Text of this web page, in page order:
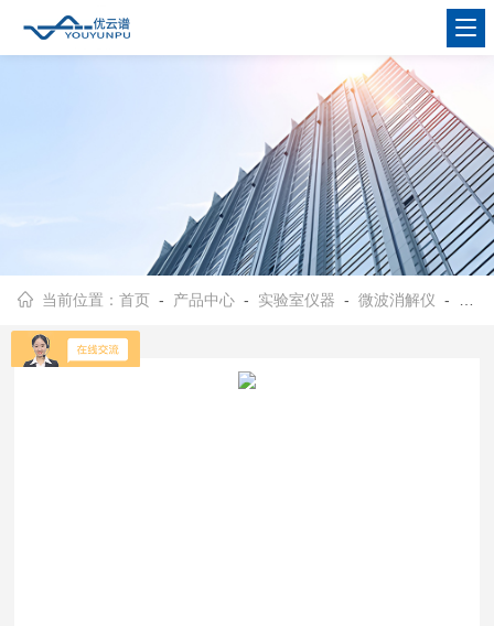
当前位置：首页 - 产品中心 - 实验室仪器 -微波消解仪 - 微波消解仪